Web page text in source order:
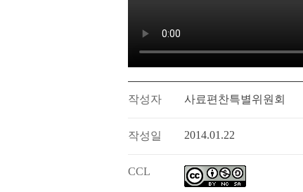
작성자 사료편찬특별위원회
작성일 2014.01.22
CCL